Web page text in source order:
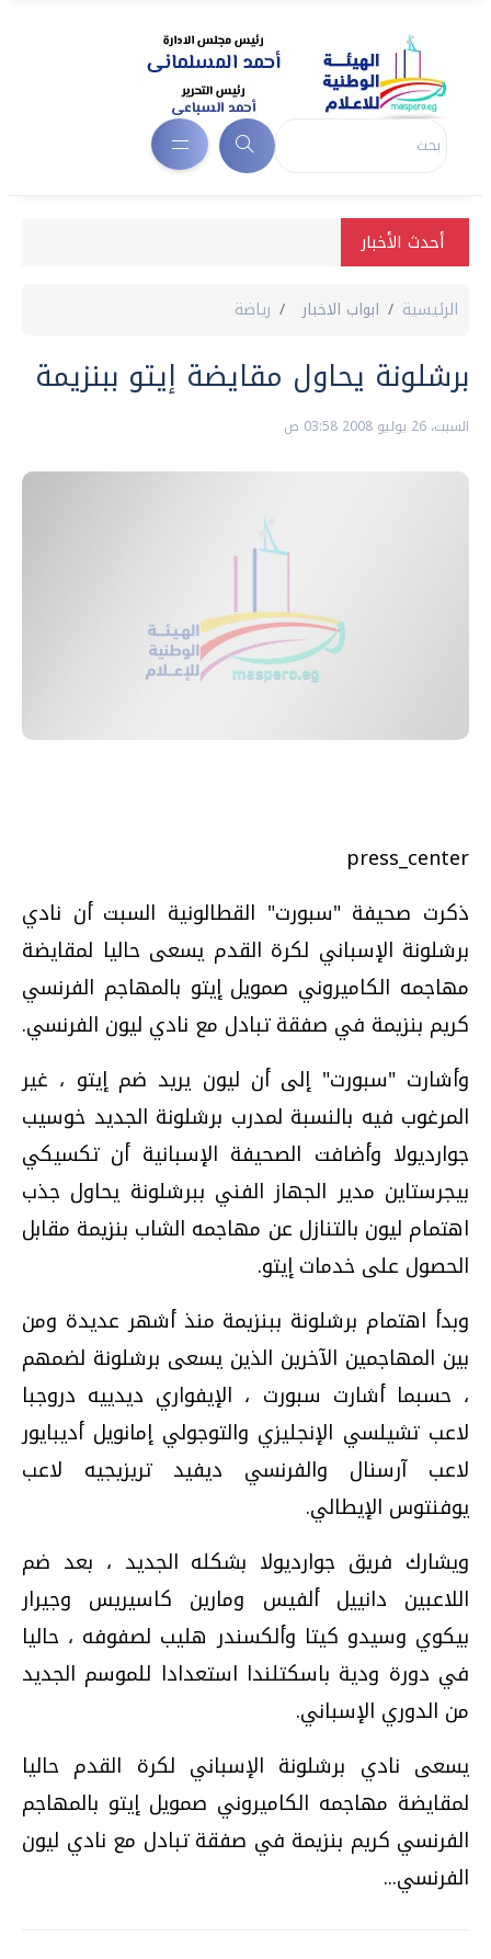
أحدث الأخبار
الرئيسية ابواب الاخبار رياضة
برشلونة يحاول مقايضة إيتو ببنزيمة
السبت، 26 يوليو 2008 03:58 ص
press_center
ذكرت صحيفة "سبورت" القطالونية السبت أن نادي
برشلونة الإسباني لكرة القدم يسعى حاليا لمقايضة
مهاجمه الكاميروني صمويل إيتو بالمهاجم الفرنسي
كريم بنزيمة في صفقة تبادل مع نادي ليون الفرنسي.
وأشارت "سبورت" إلى أن ليون يريد ضم إيتو ، غير
المرغوب فيه بالنسبة لمدرب برشلونة الجديد خوسيب
جوارديولا وأضافت الصحيفة الإسبانية أن تكسيكي
بيجرستاين مدير الجهاز الفني ببرشلونة يحاول جذب
اهتمام ليون بالتنازل عن مهاجمه الشاب بنزيمة مقابل
الحصول على خدمات إيتو.
وبدأ اهتمام برشلونة ببنزيمة منذ أشهر عديدة ومن
بين المهاجمين الآخرين الذين يسعى برشلونة لضمهم
، حسبما أشارت سبورت ، الإيفواري ديدييه دروجبا
لاعب تشيلسي الإنجليزي والتوجولي إمانويل أديبايور
لاعب آرسنال والفرنسي ديفيد تريزيجيه لاعب
يوفنتوس الإيطالي.
ويشارك فريق جوارديولا بشكله الجديد ، بعد ضم
اللاعبين دانييل ألفيس ومارين كاسيريس وجيرار
بيكوي وسيدو كيتا وألكسندر هليب لصفوفه ، حاليا
في دورة ودية باسكتلندا استعدادا للموسم الجديد
من الدوري الإسباني.
يسعى نادي برشلونة الإسباني لكرة القدم حاليا
لمقايضة مهاجمه الكاميروني صمويل إيتو بالمهاجم
الفرنسي كريم بنزيمة في صفقة تبادل مع نادي ليون
الفرنسي...